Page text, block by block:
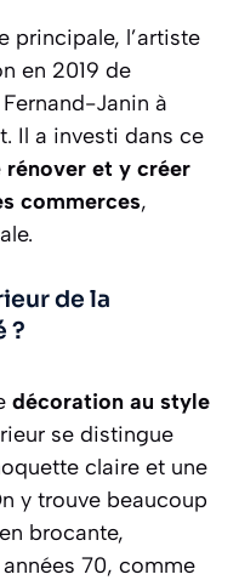
principale, l’artiste
en 2019 de
Janin à
Il a investi dans ce
rénover et y créer
commerces,
de la
?
décoration au style
se distingue
claire et une
y trouve beaucoup
brocante,
70, comme